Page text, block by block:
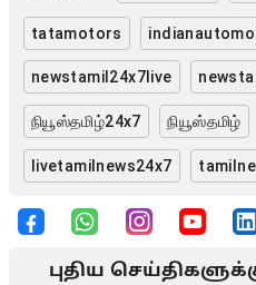
tatamotors
newstamil24x7live
நியூஸ்தமிழ்24x7 நியூஸ்தமிழ்
livetamilnews24x7
புதிய